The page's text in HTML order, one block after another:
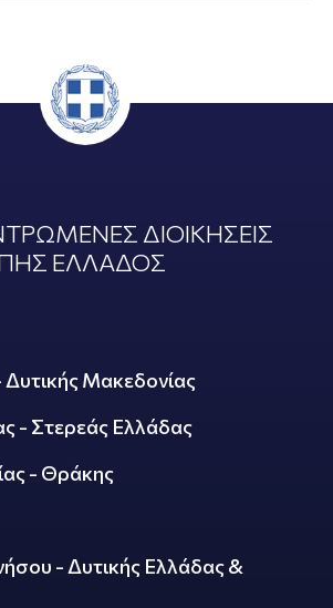
ΔΙΟΙΚΗΣΕΙΣ
ΕΛΛΑΔΟΣ
Δυτικής Μακεδονίας
- Στερεάς Ελλάδας
- Θράκης
- Δυτικής Ελλάδας &